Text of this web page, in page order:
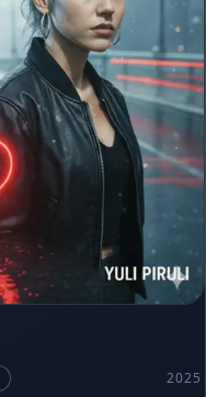
2025